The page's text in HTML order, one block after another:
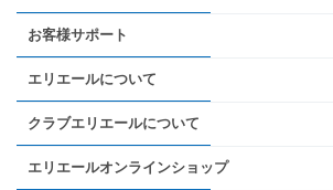
お客様サポート
エリエールについて
クラブエリエールについて
エリエールオンラインショップ